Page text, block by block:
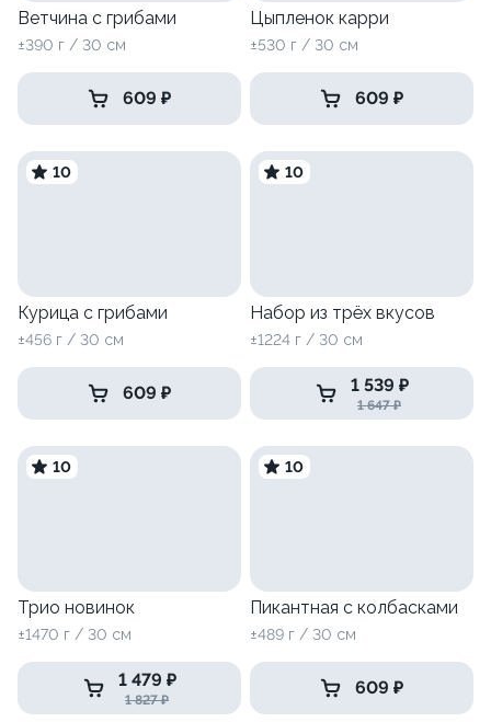
Ветчина с грибами
±390 г / 30 см
609 ₽
Цыпленок карри
±530 г / 30 см
609 ₽
10
Курица с грибами
±456 г / 30 см
609 ₽
10
Набор из трёх вкусов
±1224 г / 30 см
1 539 ₽
1 647 ₽
10
Трио новинок
±1470 г / 30 см
1 479 ₽
1 827 ₽
10
Пикантная с колбасками
±489 г / 30 см
609 ₽